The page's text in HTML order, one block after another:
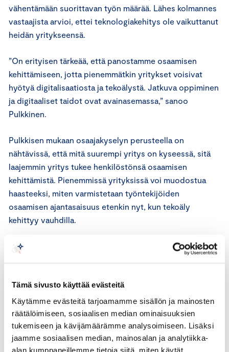
Tämä sivusto käyttää evästeitä
Käytämme evästeitä tarjoamamme sisällön ja mainosten
räätälöimiseen, sosiaalisen median ominaisuuksien
tukemiseen ja kävijämäärämme analysoimiseen. Lisäksi
jaamme sosiaalisen median, mainosalan ja analytiikka-
alan kumppaneillemme tietoja siitä, miten käytät
vähentämään suorittavan työn määrää. Lähes kolmannes
vastaajista arvioi, ettei teknologiakehitys ole vaikuttanut
heidän yritykseensä.
”On erityisen tärkeää, että panostamme osaamisen
kehittämiseen, jotta pienemmätkin yritykset voisivat
hyötyä digitalisaatiosta ja tekoälystä. Jatkuva oppiminen
ja digitaaliset taidot ovat avainasemassa,” sanoo
Pulkkinen.
Pulkkisen mukaan osaajakyselyn perusteella on
nähtävissä, että mitä suurempi yritys on kyseessä, sitä
laajemmin yritys tukee henkilöstönsä osaamisen
kehittämistä. Pienemmissä yrityksissä voi muodostua
haasteeksi, miten varmistetaan työntekijöiden
osaamisen ajantasaisuus etenkin nyt, kun tekoäly
kehittyy vauhdilla.
”Pienillä yrityksillä ei välttämättä ole resursseja tukea
voivat edellyttää aika laajaakin moniosaamista ja yhden
henkilön työllä voi olla iso vaikutus toiminnan
tuottavuuteen. Jatkuvan oppimisen hankinnoissa ja
avustuksissa tulisikin huomioida pienet yritykset ja
niiden henkilöstö omana kohderyhmänään.” Pulkkinen